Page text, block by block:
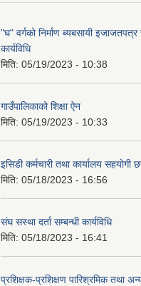
"घ" वर्गको निर्माण ब्यबसायी इजाजतपत्र
कार्यविधि
मिति: 05/19/2023 - 10:38
गाउँपालिकाको शिक्षा ऐन
मिति: 05/19/2023 - 10:33
इसिडी कर्मचारी तथा कार्यालय सहयोगी
मिति: 05/18/2023 - 16:56
संघ सस्था दर्ता सम्बन्धी कार्यविधि
मिति: 05/18/2023 - 16:41
प्रशिक्षक-प्रशिक्षण पारिश्रमिक तथा